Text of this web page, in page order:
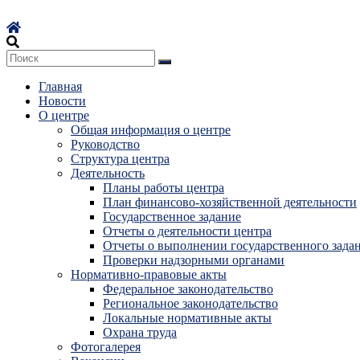
к
содержимому
Главная
Новости
О центре
Общая информация о центре
Руководство
Структура центра
Деятельность
Планы работы центра
План финансово-хозяйственной деятельности
Государственное задание
Отчеты о деятельности центра
Отчеты о выполнении государственного
Проверки надзорными органами
Нормативно-правовые акты
Федеральное законодательство
Региональное законодательство
Локальные нормативные акты
Охрана труда
Фотогалерея